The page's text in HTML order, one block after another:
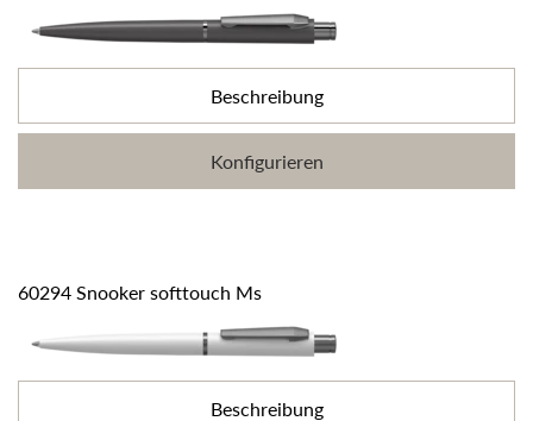
Beschreibung
Konfigurieren
60294 Snooker softtouch Ms
Beschreibung